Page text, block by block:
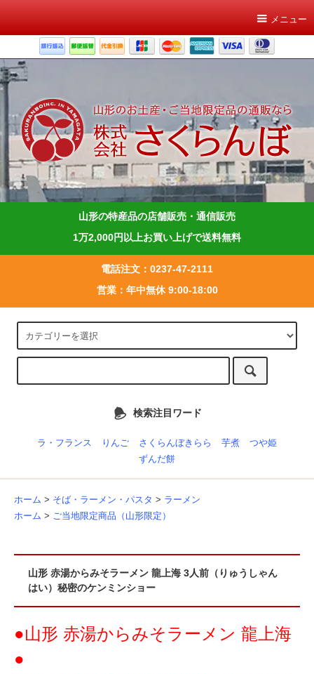
メニュー
山形の特産品の店舗販売・通信販売
1万2,000円以上お買い上げで送料無料
電話注文：0237-47-2111
営業：年中無休 9:00-18:00
検索注目ワード
ラ・フランス りんご さくらんぼきらら 芋煮
つや姫
ずんだ餅
ホーム > そば・ラーメン・パスタ > ラーメン
ホーム > ご当地限定商品（山形限定）
山形 赤湯からみそラーメン 龍上海 3人前（りゅうしゃん
はい）秘密のケンミンショー
●山形 赤湯からみそラーメン 龍上海
●